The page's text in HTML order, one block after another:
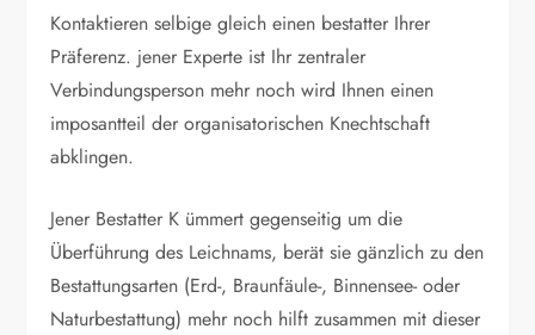
Kontaktieren selbige gleich einen bestatter Ihrer
Präferenz. jener Experte ist Ihr zentraler
Verbindungsperson mehr noch wird Ihnen einen
imposantteil der organisatorischen Knechtschaft
abklingen.
Jener Bestatter K ümmert gegenseitig um die
Überführung des Leichnams, berät sie gänzlich zu den
Bestattungsarten (Erd-, Braunfäule-, Binnensee- oder
Naturbestattung) mehr noch hilft zusammen mit dieser